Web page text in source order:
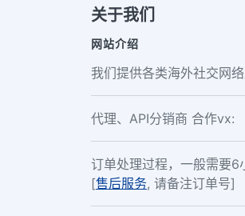
关于我们
网站介绍
我们提供各类海外社交网
代理、API分销商 合作
订单处理过程，一般需要6
[售后服务, 请备注订单号]